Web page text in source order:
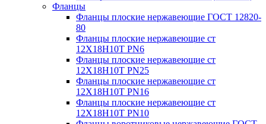
Фланцы
Фланцы плоские нержавеющие ГОСТ 12820-
80
Фланцы плоские нержавеющие ст
12Х18Н10Т PN6
Фланцы плоские нержавеющие ст
12Х18Н10Т PN25
Фланцы плоские нержавеющие ст
12Х18Н10Т PN16
Фланцы плоские нержавеющие ст
12Х18Н10Т PN10